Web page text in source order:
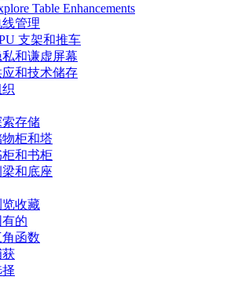
Table Enhancements
线管理
支架和推车
私和谦虚屏幕
应和技术储存
索存储
物柜和塔
柜和书柜
梁和底座
览收藏
有的
角函数
获